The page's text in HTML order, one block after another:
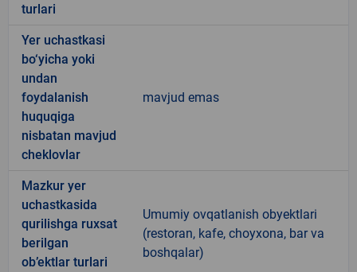
turlari
Yer uchastkasi
bo‘yicha yoki
undan
foydalanish
huquqiga
nisbatan mavjud
cheklovlar
mavjud emas
Mazkur yer
uchastkasida
qurilishga ruxsat
berilgan
ob’ektlar turlari
Umumiy ovqatlanish obyektlari
(restoran, kafe, choyxona, bar va
boshqalar)